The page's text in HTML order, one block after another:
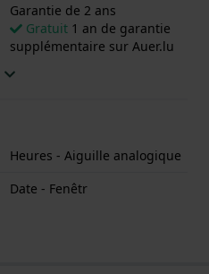
Garantie de 2 ans
Gratuit 1 an de garantie
supplémentaire sur Auer.lu
Heures - Aiguille analogique
Date - Fenêtr